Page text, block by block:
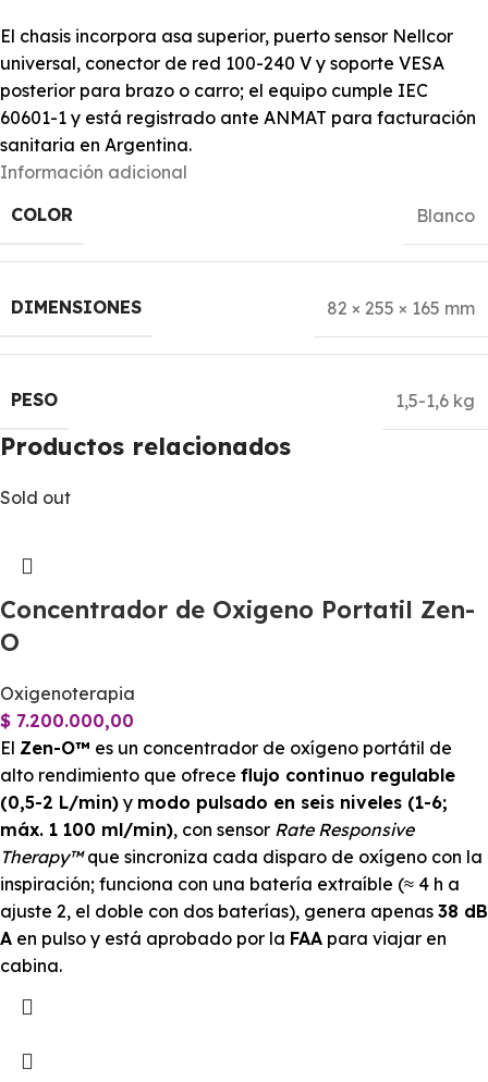
El chasis incorpora asa superior, puerto sensor Nellcor
universal, conector de red 100-240 V y soporte VESA
posterior para brazo o carro; el equipo cumple IEC
60601-1 y está registrado ante ANMAT para facturación
sanitaria en Argentina.
Información adicional
COLOR
Blanco
DIMENSIONES 82 × 255 × 165 mm
PESO 1,5-1,6 kg
Productos relacionados
Sold out
Concentrador de Oxigeno Portatil Zen-
O
Oxigenoterapia
$ 7.200.000,00
El Zen-O™ es un concentrador de oxígeno portátil de
alto rendimiento que ofrece flujo continuo regulable
(0,5-2 L/min) y modo pulsado en seis niveles (1-6;
máx. 1 100 ml/min), con sensor Rate Responsive
Therapy™que sincroniza cada disparo de oxígeno con la
inspiración; funciona con una batería extraíble (≈ 4 h a
ajuste 2, el doble con dos baterías), genera apenas 38 dB
A en pulso y está aprobado por la FAA para viajar en
cabina.